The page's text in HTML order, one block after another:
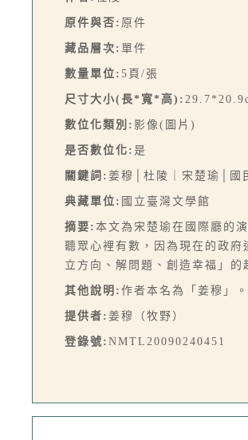
原件與否: 原件
藏品層次: 單件
數量單位: 5頁/張
尺寸大小(長*寬*高):
數位化類別: 影像(圖片)
是否數位化: 是
關鍵詞: 姜穆│杜陵｜宋楚瑜│國
典藏單位: 國立臺灣文學館
摘要: 本文為宋楚瑜在國際廳的
聽眾心裡有數，因為現在的政
立方向、解問題、創造幸福」的
其他說明: 作者本名為「姜穆」。
提供者: 姜穆（牧野）
登錄號: NMTL20090240451